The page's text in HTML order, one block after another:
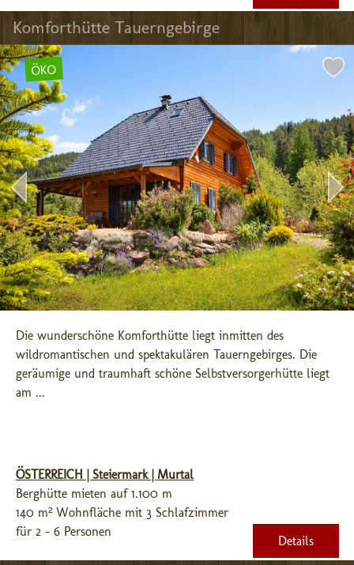
Komforthütte Tauerngebirge
ÖKO
Die wunderschöne Komforthütte liegt inmitten des
wildromantischen und spektakulären Tauerngebirges. Die
geräumige und traumhaft schöne Selbstversorgerhütte liegt
am ...
ÖSTERREICH | Steiermark | Murtal
Berghütte mieten auf 1.100 m
140 m² Wohnfläche mit 3 Schlafzimmer
für 2 - 6 Personen
Details